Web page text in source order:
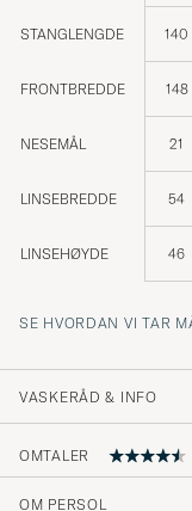
STANGLENGDE 140
FRONTBREDDE 148
NESEMÅL 21
LINSEBREDDE 54
LINSEHØYDE 46
SE HVORDAN VI TAR
VASKERÅD & INFO
OMTALER
OM PERSOL